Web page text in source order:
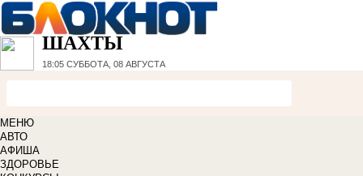
ШАХТЫ
18:05 СУББОТА, 08 АВГУСТА
МЕНЮ
АВТО
АФИША
ЗДОРОВЬЕ